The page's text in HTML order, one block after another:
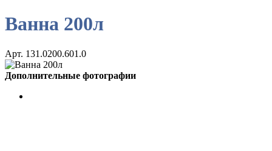
Ванна 200л
Арт. 131.0200.601.0
Дополнительные фотографии